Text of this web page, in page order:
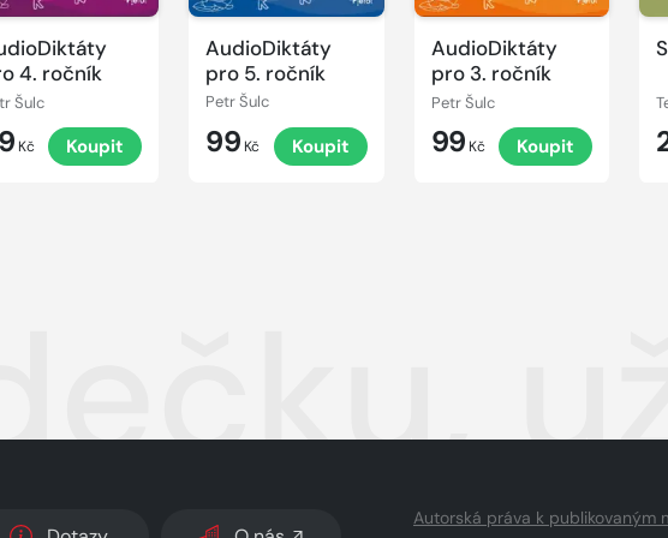
4. ročník
Šulc
Kč Koupit
AudioDiktáty
pro 5. ročník
Petr Šulc
99 Kč Koupit
AudioDiktáty
pro 3. ročník
Petr Šulc
99 Kč Koupit
Autorská práva k publikovaným